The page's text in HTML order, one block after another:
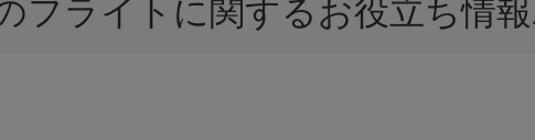
フライトに関するお役立ち情報.